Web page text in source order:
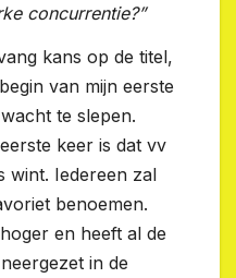
concurrentie?”
kans op de titel,
van mijn eerste
te slepen.
keer is dat vv
wint. Iedereen zal
benoemen.
en heeft al de
in de